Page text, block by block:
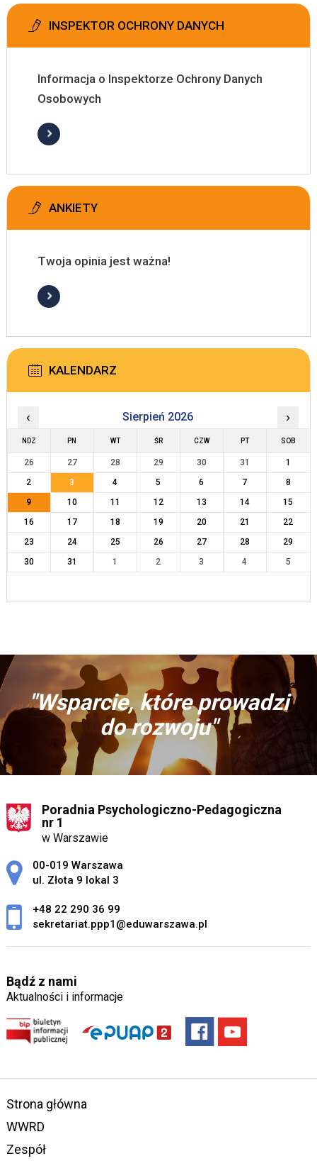
INSPEKTOR OCHRONY DANYCH
Informacja o Inspektorze Ochrony Danych
Osobowych
ANKIETY
Twoja opinia jest ważna!
KALENDARZ
‹ Sierpień 2026 ›
NDZ PN WT ŚR CZW PT SOB
26 27 28 29 30 31
1
2
3 4 5 6 7
8
9
10 11 12 13 14
15
16
17 18 19 20 21
22
23
24 25 26 27 28
29
30
31 1 2 3 4 5
"Wsparcie, które prowadzi
do rozwoju"
Poradnia Psychologiczno-Pedagogiczna
nr 1
w Warszawie
Adres pocztowy:
00-019 Warszawa
ul. Złota 9 lokal 3
+48 22 290 36 99
sekretariat.ppp1@eduwarszawa.pl
Bądź z nami
Aktualności i informacje
Strona główna
WWRD
Zespół